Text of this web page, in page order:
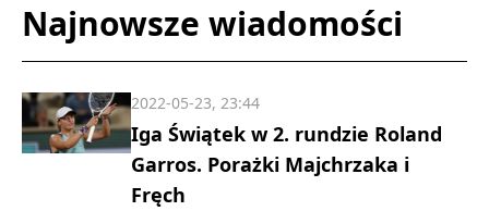
Najnowsze wiadomości
Iga Świątek w 2. rundzie Roland
Garros. Porażki Majchrzaka i
Fręch
2022-05-23, 23:44